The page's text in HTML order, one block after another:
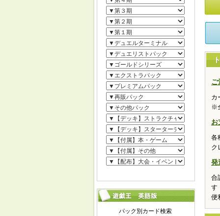
ご
カ
※
お
各
ク
発
合
す
便